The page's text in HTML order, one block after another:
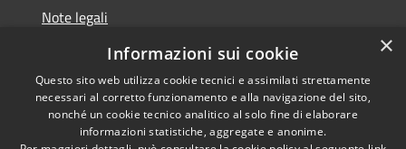
Note legali
Dichiarazione di accessibilità
Copyright © 2026 • Comune di
×
Informazioni sui cookie
Questo sito web utilizza cookie tecnici e assimilati strettamente
necessari al corretto funzionamento e alla navigazione del sito,
nonché un cookie tecnico analitico al solo fine di elaborare
informazioni statistiche, aggregate e anonime.